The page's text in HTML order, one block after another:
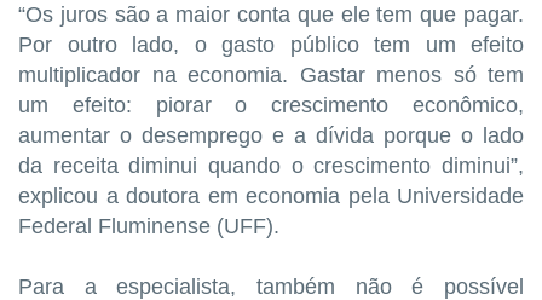
“Os juros são a maior conta que ele tem que pagar.
Por outro lado, o gasto público tem um efeito
multiplicador na economia. Gastar menos só tem
um efeito: piorar o crescimento econômico,
aumentar o desemprego e a dívida porque o lado
da receita diminui quando o crescimento diminui”,
explicou a doutora em economia pela Universidade
Federal Fluminense (UFF).
Para a especialista, também não é possível